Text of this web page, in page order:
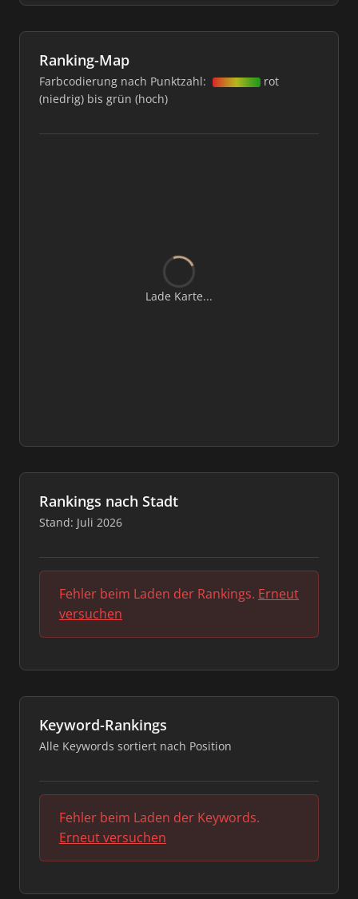
Ranking-Map
Farbcodierung nach Punktzahl:
rot
(niedrig) bis grün (hoch)
Lade Karte...
Rankings nach Stadt
Stand: Juli 2026
Fehler beim Laden der Rankings. Erneut
versuchen
Keyword-Rankings
Alle Keywords sortiert nach Position
Fehler beim Laden der Keywords.
Erneut versuchen